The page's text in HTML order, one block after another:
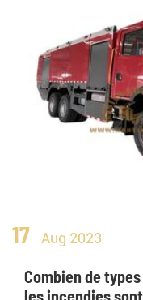
17 Aug 2023
Combien de
les incendies